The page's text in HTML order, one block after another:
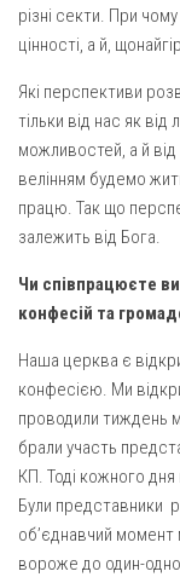
Різдва
Св.
Св.
Успіння
Парохії
Матері
Свято-
Свято-Івано-
Св. Йосифа
Монастир
Монастир
Святого
різні секти. При
цінності, а й,
Які перспективи
тільки від нас як
можливостей, а й
велінням будемо
працю. Так що
залежить від Бога.
Чи співпрацюєте
конфесій та
Наша церква є
конфесією. Ми
проводили тиждень
брали участь
КП. Тоді кожного дня
Були представники
об’єднавчий
вороже до один-